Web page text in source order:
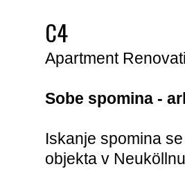
C4
Apartment
Sobe spomina -
Iskanje spomina
objekta v